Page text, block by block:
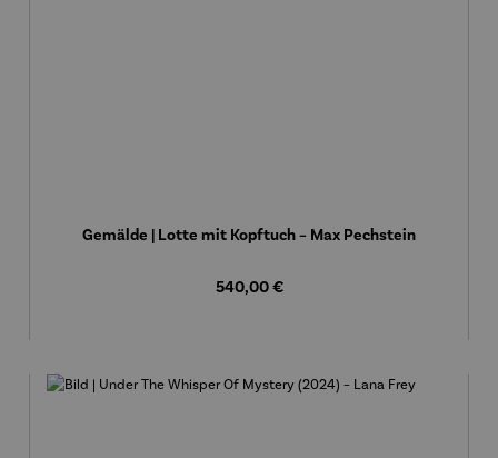
Gemälde | Lotte mit Kopftuch – Max Pechstein
Regulärer Preis:
540,00 €